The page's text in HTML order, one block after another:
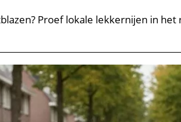
Proef lokale lekkernijen in